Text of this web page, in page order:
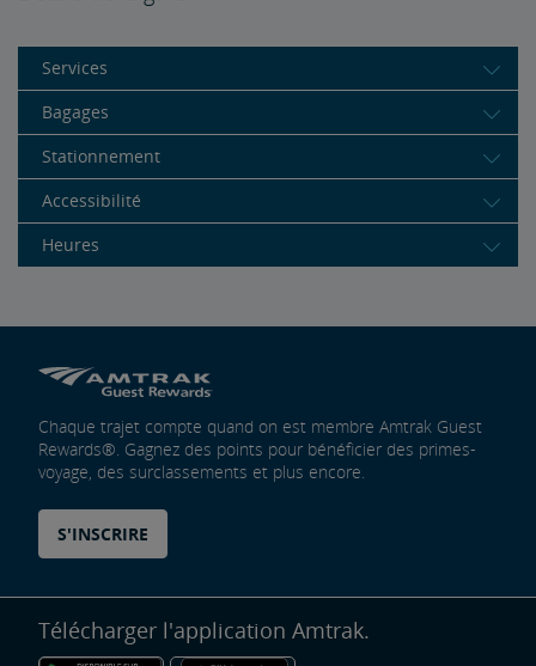
Services
Bagages
Stationnement
Accessibilité
Heures
Chaque trajet compte quand on est membre Amtrak Guest
Rewards®. Gagnez des points pour bénéficier des primes-
voyage, des surclassements et plus encore.
S'INSCRIRE
Télécharger l'application Amtrak.